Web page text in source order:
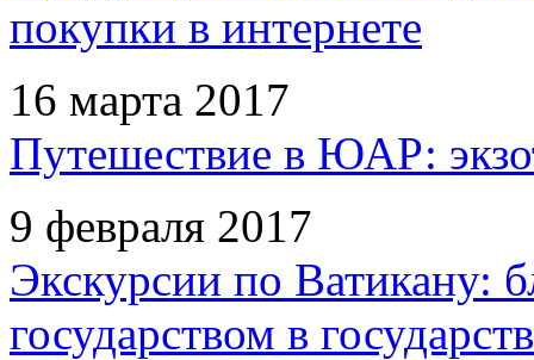
покупки в интернете
16 марта 2017
Путешествие в ЮАР:
9 февраля 2017
Экскурсии по Ватикану:
государством в